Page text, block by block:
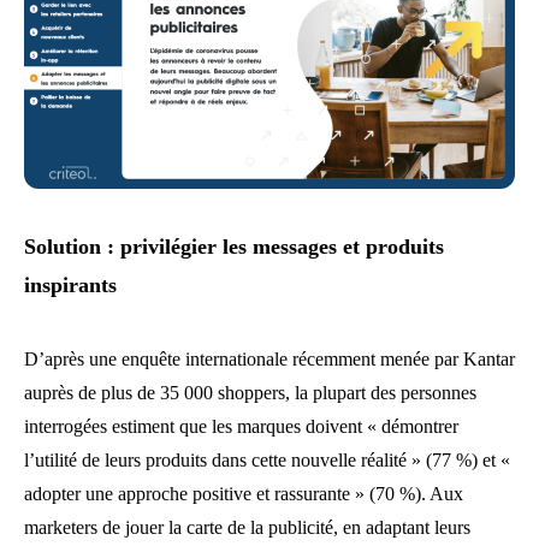
Solution : privilégier les messages et produits
inspirants
D’après une enquête internationale récemment menée par Kantar
auprès de plus de 35 000 shoppers, la plupart des personnes
interrogées estiment que les marques doivent « démontrer
l’utilité de leurs produits dans cette nouvelle réalité » (77 %) et «
adopter une approche positive et rassurante » (70 %). Aux
marketers de jouer la carte de la publicité, en adaptant leurs